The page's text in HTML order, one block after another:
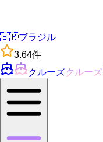
🇧🇷ブラジル
3.64件
クルーズクルーズ